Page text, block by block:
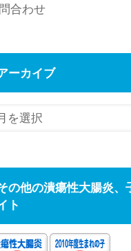
合わせ
ーカイブ
の他の潰瘍性大腸炎、
ト